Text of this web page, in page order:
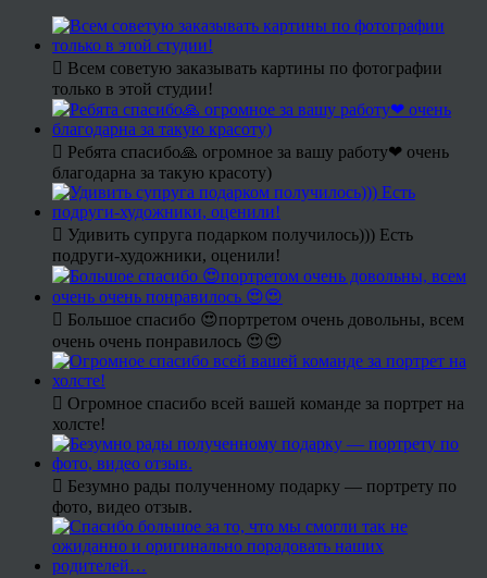
Всем советую заказывать картины по фотографии
только в этой студии!
Ребята спасибо🙏 огромное за вашу работу❤ очень
благодарна за такую красоту)
Удивить супруга подарком получилось))) Есть
подруги-художники, оценили!
Большое спасибо 😍портретом очень довольны, всем
очень очень понравилось 😍😍
Огромное спасибо всей вашей команде за портрет на
холсте!
Безумно рады полученному подарку — портрету по
фото, видео отзыв.